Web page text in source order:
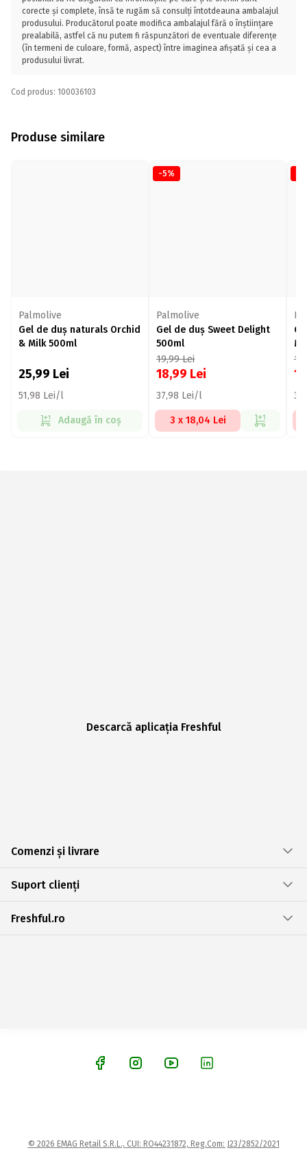
corecte și complete, însă te rugăm să consulți întotdeauna ambalajul
produsului. Producătorul poate modifica ambalajul fără o înștiințare
prealabilă, astfel că nu putem fi răspunzători de eventuale diferențe
(în termeni de culoare, formă, aspect) între imaginea afișată și cea a
produsului livrat.
Cod produs: 100036103
Produse similare
Palmolive
Gel de duș naturals Orchid
& Milk 500ml
25,99 Lei
51,98 Lei/l
Adaugă în coș
-5%
Palmolive
Gel de duș Sweet Delight
500ml
19,99Lei
18,99 Lei
37,98 Lei/l
3 x 18,04 Lei
Descarcă aplicația Freshful
Comenzi și livrare
Suport clienți
Freshful.ro
© 2026 EMAG Retail S.R.L., CUI: RO44231872, Reg.Com: J23/2852/2021